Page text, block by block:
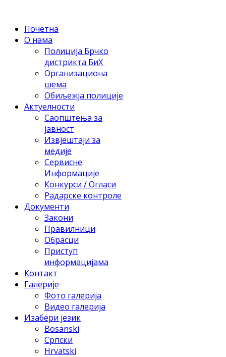
Почетна
О нама
Полиција Брчко
дистрикта БиХ
Организациона
шема
Обиљежја полиције
Актуелности
Саопштења за
јавност
Извјештаји за
медије
Сервисне
Информације
Конкурси / Огласи
Радарске контроле
Документи
Закони
Правилници
Обрасци
Приступ
информацијама
Контакт
Галерије
Фото галерија
Видео галерија
Изабери језик
Bosanski
Српски
Hrvatski